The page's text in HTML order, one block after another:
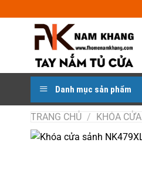
đến
Danh mục sản phẩm
TRANG CHỦ / KHÓA CỬA